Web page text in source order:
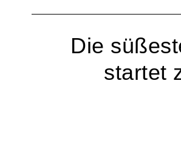
Die
startet